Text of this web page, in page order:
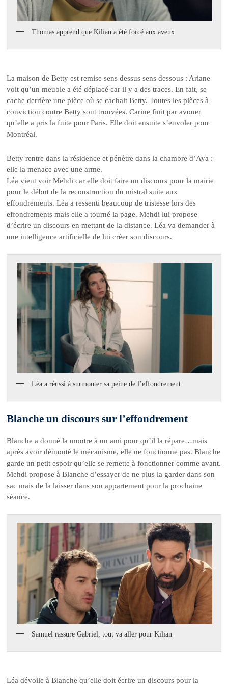
Thomas apprend que Kilian a été forcé aux aveux
La maison de Betty est remise sens dessus sens dessous : Ariane
voit qu’un meuble a été déplacé car il y a des traces. En fait, se
cache derrière une pièce où se cachait Betty. Toutes les pièces à
conviction contre Betty sont trouvées. Carine finit par avouer
qu’elle a pris la fuite pour Paris. Elle doit ensuite s’envoler pour
Montréal.
Betty rentre dans la résidence et pénètre dans la chambre d’Aya :
elle la menace avec une arme.
Léa vient voir Mehdi car elle doit faire un discours pour la mairie
pour le début de la reconstruction du mistral suite aux
effondrements. Léa a ressenti beaucoup de tristesse lors des
effondrements mais elle a tourné la page. Mehdi lui propose
d’écrire un discours en mettant de la distance. Léa va demander à
une intelligence artificielle de lui créer son discours.
Léa a réussi à surmonter sa peine de l’effondrement
Blanche un discours sur l’effondrement
Blanche a donné la montre à un ami pour qu’il la répare…mais
après avoir démonté le mécanisme, elle ne fonctionne pas. Blanche
garde un petit espoir qu’elle se remette à fonctionner comme avant.
Mehdi propose à Blanche d’essayer de ne plus la garder dans son
sac mais de la laisser dans son appartement pour la prochaine
séance.
Samuel rassure Gabriel, tout va aller pour Kilian
Léa dévoile à Blanche qu’elle doit écrire un discours pour la